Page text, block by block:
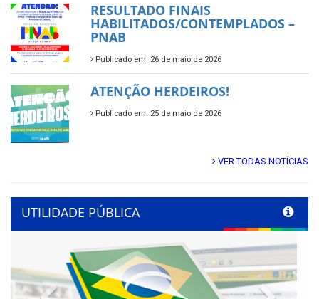
RESULTADO FINAIS
HABILITADOS/CONTEMPLADOS –
PNAB
Publicado em: 26 de maio de 2026
ATENÇÃO HERDEIROS!
Publicado em: 25 de maio de 2026
VER TODAS NOTÍCIAS
UTILIDADE PÚBLICA
Previous Next